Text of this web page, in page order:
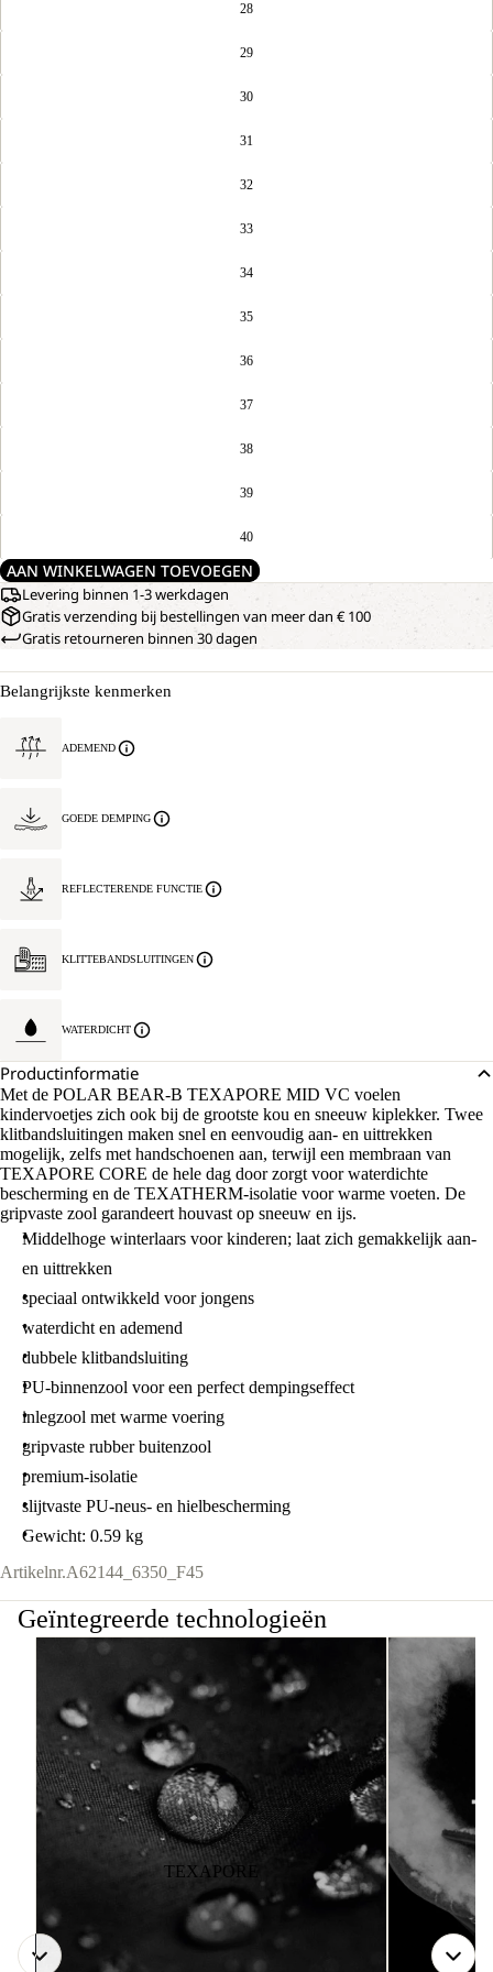
28
29
30
31
32
33
34
35
36
37
38
39
40
AAN WINKELWAGEN TOEVOEGEN
Levering binnen 1-3 werkdagen
Gratis verzending bij bestellingen van meer dan € 100
Gratis retourneren binnen 30 dagen
Belangrijkste kenmerken
ADEMEND
GOEDE DEMPING
REFLECTERENDE FUNCTIE
KLITTEBANDSLUITINGEN
WATERDICHT
Productinformatie
Met de POLAR BEAR-B TEXAPORE MID VC voelen
kindervoetjes zich ook bij de grootste kou en sneeuw kiplekker. Twee
klitbandsluitingen maken snel en eenvoudig aan- en uittrekken
mogelijk, zelfs met handschoenen aan, terwijl een membraan van
TEXAPORE CORE de hele dag door zorgt voor waterdichte
bescherming en de TEXATHERM-isolatie voor warme voeten. De
gripvaste zool garandeert houvast op sneeuw en ijs.
Middelhoge winterlaars voor kinderen; laat zich gemakkelijk aan-
en uittrekken
speciaal ontwikkeld voor jongens
waterdicht en ademend
dubbele klitbandsluiting
PU-binnenzool voor een perfect dempingseffect
inlegzool met warme voering
gripvaste rubber buitenzool
premium-isolatie
slijtvaste PU-neus- en hielbescherming
Gewicht: 0.59 kg
Artikelnr.A62144_6350_F45
Geïntegreerde technologieën
TEXAPORE